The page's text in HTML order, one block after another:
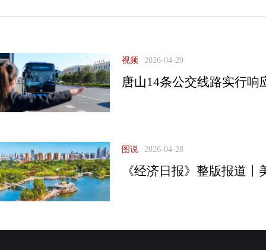
视频 2026-04-29
唐山14条公交线路实行响
图说 2026-04-28
《经济日报》整版报道丨